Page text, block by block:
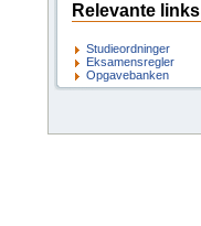
Relevante links
Studieordninger
Eksamensregler
Opgavebanken